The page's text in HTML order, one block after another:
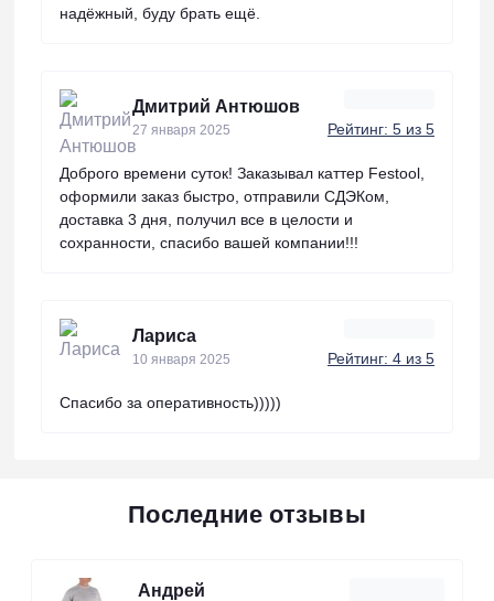
надёжный, буду брать ещё.
Дмитрий Антюшов
27 января 2025 Рейтинг: 5 из 5
Доброго времени суток! Заказывал каттер Festool,
оформили заказ быстро, отправили СДЭКом,
доставка 3 дня, получил все в целости и
сохранности, спасибо вашей компании!!!
Лариса
10 января 2025 Рейтинг: 4 из 5
Спасибо за оперативность)))))
Последние отзывы
Андрей